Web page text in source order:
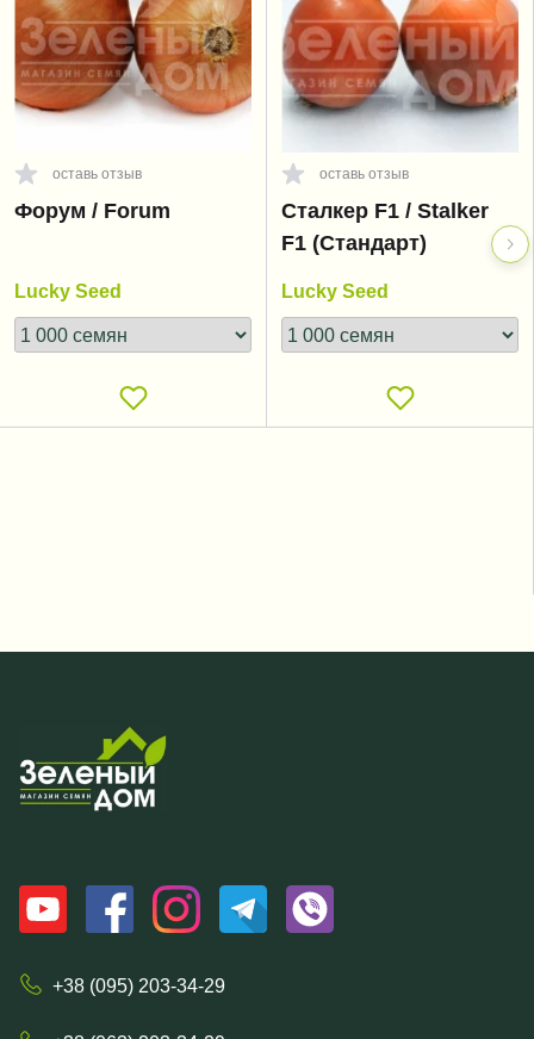
оставь отзыв
Форум / Forum
Lucky Seed
оставь отзыв
Сталкер F1 / Stalker
F1 (Стандарт)
Lucky Seed
+38 (095) 203-34-29